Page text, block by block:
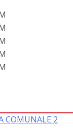
COMUNALE 2